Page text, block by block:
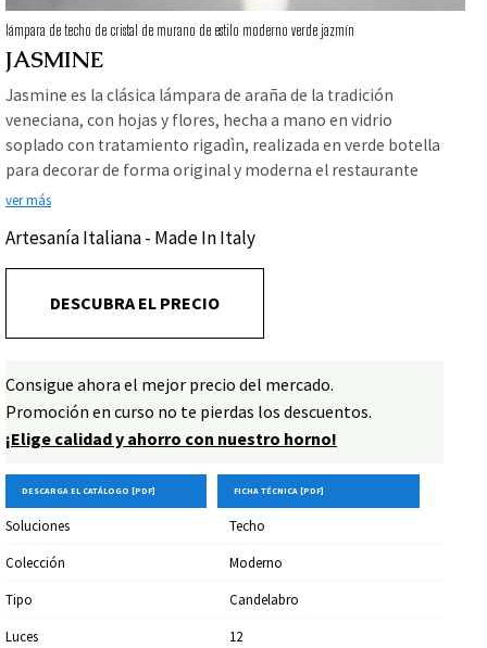
lámpara de techo de cristal de murano de estilo moderno verde jazmín
JASMINE
Jasmine es la clásica lámpara de araña de la tradición
veneciana, con hojas y flores, hecha a mano en vidrio
soplado con tratamiento rigadìn, realizada en verde botella
para decorar de forma original y moderna el restaurante
Portello Caffé en Globo Busnago (Pavía), comisariada por el
ver más
Artesanía Italiana - Made In Italy
DESCUBRA EL PRECIO
Consigue ahora el mejor precio del mercado.
Promoción en curso no te pierdas los descuentos.
¡Elige calidad y ahorro con nuestro horno!
DESCARGA EL CATÁLOGO [PDF] FICHA TÉCNICA [PDF]
Soluciones
Techo
Colección
Moderno
Tipo
Candelabro
Luces
12